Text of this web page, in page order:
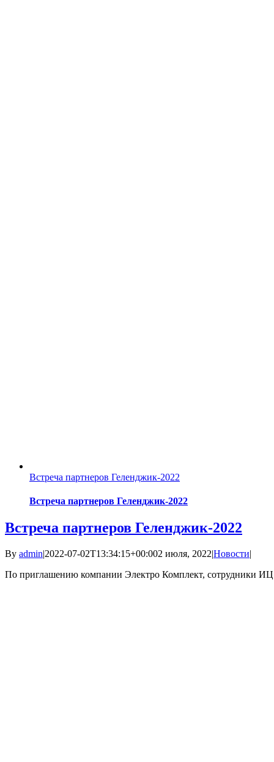
Встреча партнеров Геленджик-2022
Встреча партнеров Геленджик-2022
Встреча партнеров Геленджик-2022
By admin|2022-07-02T13:34:15+00:002 июля, 2022|Новости|
По приглашению компании Электро Комплект, сотрудники